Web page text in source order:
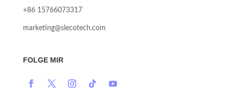
+86 15766073317
marketing@slecotech.com
FOLGE MIR